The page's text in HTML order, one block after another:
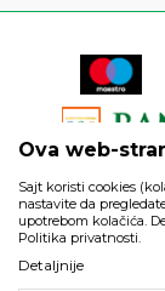
artikli prikazani
Ova web-
Sajt koristi cookies
nastavite da
upotrebom kolačića.
Politika privatnosti.
Detaljnije